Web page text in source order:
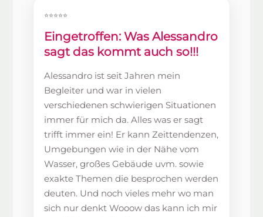
⭐⭐⭐⭐⭐
Eingetroffen: Was Alessandro
sagt das kommt auch so!!!
Alessandro ist seit Jahren mein
Begleiter und war in vielen
verschiedenen schwierigen Situationen
immer für mich da. Alles was er sagt
trifft immer ein! Er kann Zeittendenzen,
Umgebungen wie in der Nähe vom
Wasser, großes Gebäude uvm. sowie
exakte Themen die besprochen werden
deuten. Und noch vieles mehr wo man
sich nur denkt Wooow das kann ich mir